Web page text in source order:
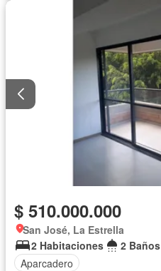
$ 510.000.000
San José, La Estrella
2 Habitaciones
2 Baños
Aparcadero